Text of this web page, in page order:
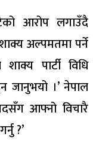
आरोप लगाउँदै
अल्पमतमा पर्ने
पार्टी विधि
जानुभयो ।’ नेपाल
आफ्नो विचारै
?’